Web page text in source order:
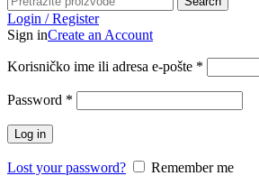
Login / Register
Sign inCreate an Account
Korisničko ime ili adresa e-pošte *
Password *
Log in
Lost your password?
Remember me